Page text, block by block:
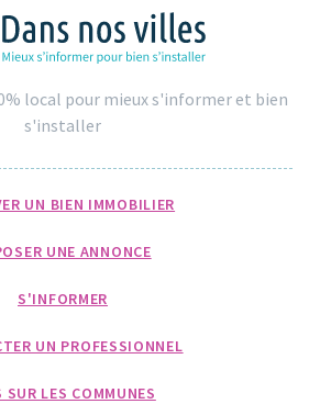
local pour mieux s'informer et bien
s'installer
UN BIEN IMMOBILIER
UNE ANNONCE
S'INFORMER
UN PROFESSIONNEL
SUR LES COMMUNES